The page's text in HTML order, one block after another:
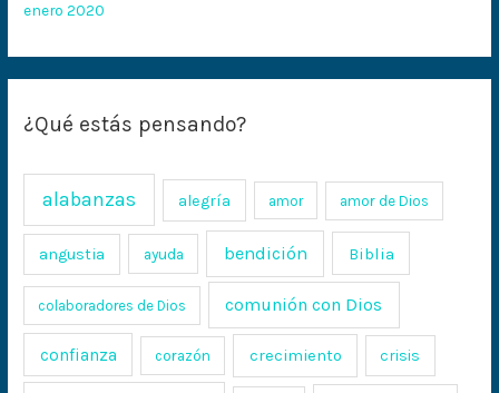
enero 2020
¿Qué estás pensando?
alabanzas alegría amor amor de Dios
angustia ayuda bendición Biblia
colaboradores de Dios comunión con Dios
confianza corazón crecimiento crisis